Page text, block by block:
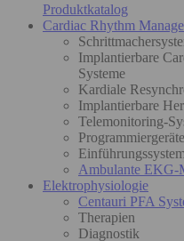
Produktkatalog
Cardiac Rhythm
Implantierbare
Systeme
Kardiale
Implantierbare
Telemonitoring-
Ambulante EKG-
Elektrophysiologie
Centauri PFA
Therapien
Diagnostik